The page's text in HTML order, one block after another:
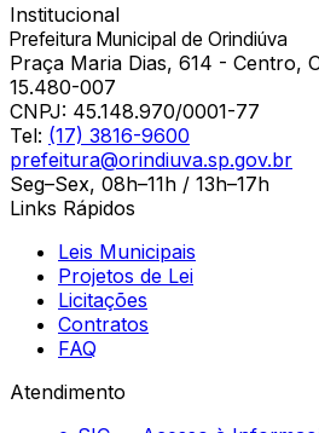
Institucional
Prefeitura Municipal de Orindiúva
Praça Maria Dias, 614 - Centro,
15.480-007
CNPJ: 45.148.970/0001-77
Tel: (17) 3816-9600
prefeitura@orindiuva.sp.gov.br
Seg–Sex, 08h–11h / 13h–17h
Links Rápidos
Leis Municipais
Projetos de Lei
Licitações
Contratos
FAQ
Atendimento